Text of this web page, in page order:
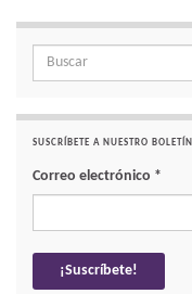
Search for:
SUSCRÍBETE A NUESTRO BOLETÍN
Correo electrónico *